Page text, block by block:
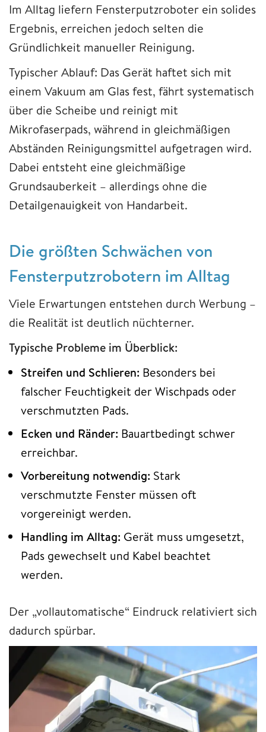
Im Alltag liefern Fensterputzroboter ein solides
Ergebnis, erreichen jedoch selten die
Gründlichkeit manueller Reinigung.
Typischer Ablauf: Das Gerät haftet sich mit
einem Vakuum am Glas fest, fährt systematisch
über die Scheibe und reinigt mit
Mikrofaserpads, während in gleichmäßigen
Abständen Reinigungsmittel aufgetragen wird.
Dabei entsteht eine gleichmäßige
Grundsauberkeit – allerdings ohne die
Detailgenauigkeit von Handarbeit.
Die größten Schwächen von
Fensterputzrobotern im Alltag
Viele Erwartungen entstehen durch Werbung –
die Realität ist deutlich nüchterner.
Typische Probleme im Überblick:
Streifen und Schlieren: Besonders bei
falscher Feuchtigkeit der Wischpads oder
verschmutzten Pads.
Ecken und Ränder: Bauartbedingt schwer
erreichbar.
Vorbereitung notwendig: Stark
verschmutzte Fenster müssen oft
vorgereinigt werden.
Handling im Alltag: Gerät muss umgesetzt,
Pads gewechselt und Kabel beachtet
werden.
Der „vollautomatische“ Eindruck relativiert sich
dadurch spürbar.